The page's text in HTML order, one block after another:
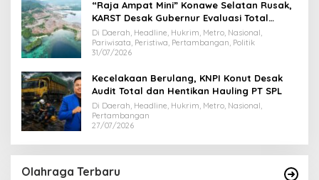
“Raja Ampat Mini” Konawe Selatan Rusak,
KARST Desak Gubernur Evaluasi Total
Dispar Sultra
Di Daerah, Headline, Hukrim, Metro, Nasional,
Pariwisata, Peristiwa, Pertambangan, Politik
31/07/2026
Kecelakaan Berulang, KNPI Konut Desak
Audit Total dan Hentikan Hauling PT SPL
Di Daerah, Headline, Hukrim, Metro, Nasional,
Pertambangan
27/07/2026
Olahraga Terbaru